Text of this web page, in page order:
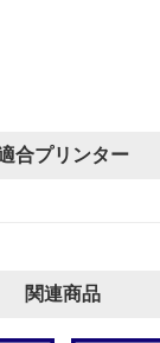
合プリンター
関連商品